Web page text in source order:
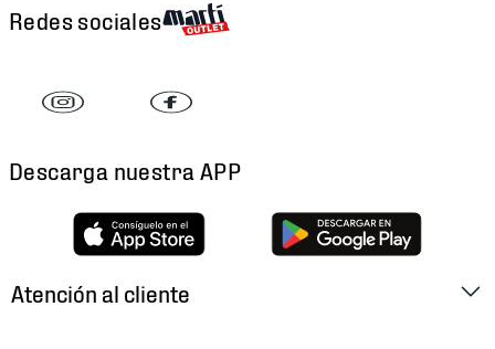
Redes sociales
Descarga nuestra APP
Atención al cliente